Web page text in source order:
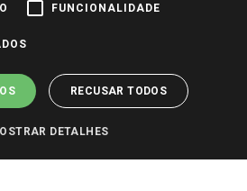
FUNCIONALIDADE
RECUSAR TODOS
DETALHES